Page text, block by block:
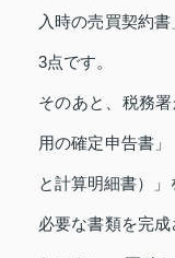
入時の売買契約
3点です。
そのあと、税務
用の確定申告書
と計算明細書）」
必要な書類を完